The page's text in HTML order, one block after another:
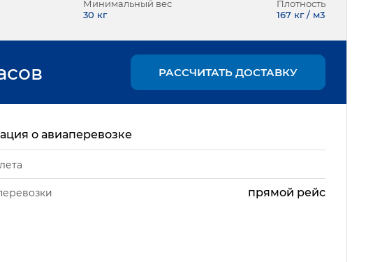
Минимальный вес
30 кг
Плотность
167 кг / м3
РАССЧИТАТЬ ДОСТАВКУ
о авиаперевозке
прямой рейс